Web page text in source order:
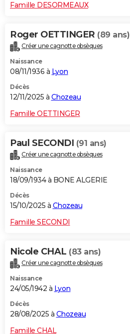
Famille DESORMEAUX
Roger OETTINGER (89 ans)
Créer une cagnotte obsèques
Naissance
08/11/1936 à Lyon
Décès
12/11/2025 à Chozeau
Famille OETTINGER
Paul SECONDI (91 ans)
Créer une cagnotte obsèques
Naissance
18/09/1934 à BONE ALGERIE
Décès
15/10/2025 à Chozeau
Famille SECONDI
Nicole CHAL (83 ans)
Créer une cagnotte obsèques
Naissance
24/05/1942 à Lyon
Décès
28/08/2025 à Chozeau
Famille CHAL